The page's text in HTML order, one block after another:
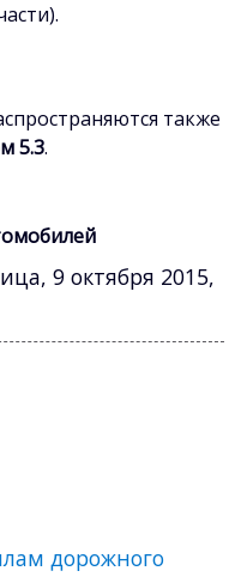
также
5.3.
9 октября 2015,
дорожного